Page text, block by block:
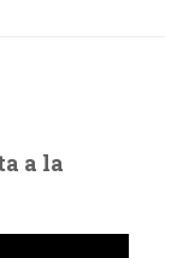
a la